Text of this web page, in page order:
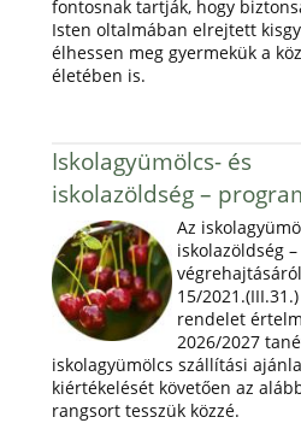
fontosnak tartják, hogy
Isten oltalmában elrejtett
élhessen meg gyermekük a
életében is.
Iskolagyümölcs- és
iskolazöldség –
Az
iskolazöldség
15/
rendelet
2026/2027
iskolagyümölcs szállítási
kiértékelését követően az
rangsort tesszük közzé.